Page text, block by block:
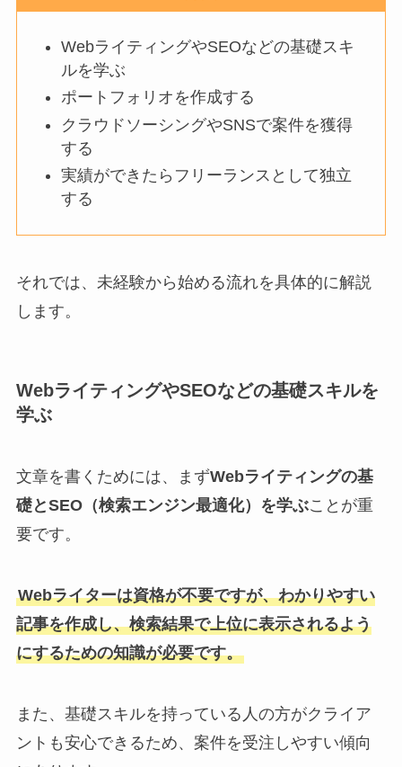
WebライティングやSEOなどの基礎スキ
ルを学ぶ
ポートフォリオを作成する
クラウドソーシングやSNSで案件を獲得
する
実績ができたらフリーランスとして独立
する
それでは、未経験から始める流れを具体的に解説
します。
WebライティングやSEOなどの基礎スキルを
学ぶ
文章を書くためには、まずWebライティングの基
礎とSEO（検索エンジン最適化）を学ぶことが重
要です。
Webライターは資格が不要ですが、わかりやすい
記事を作成し、検索結果で上位に表示されるよう
にするための知識が必要です。
また、基礎スキルを持っている人の方がクライア
ントも安心できるため、案件を受注しやすい傾向